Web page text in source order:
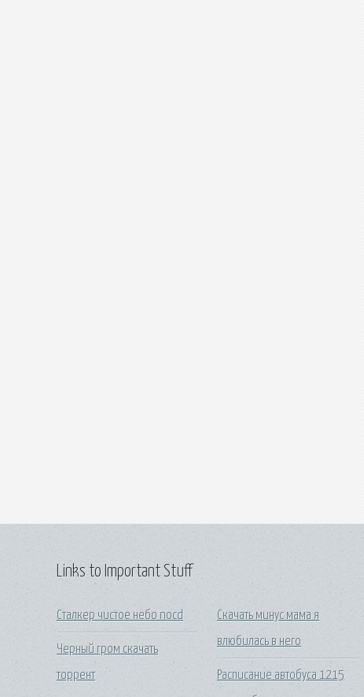
Links to Important Stuff
Сталкер чистое небо nocd
Черный гром скачать
торрент
Скачать минус мама я
влюбилась в него
Расписание автобуса 1215